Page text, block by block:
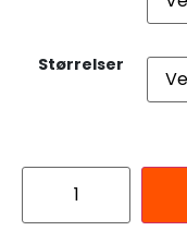
Størrelser